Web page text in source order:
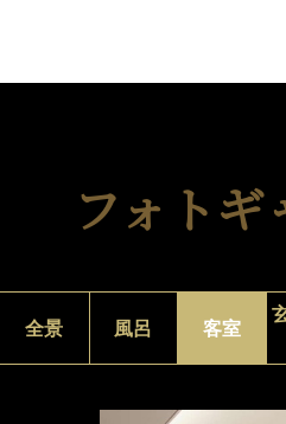
フォトギ
全景 風呂 客室